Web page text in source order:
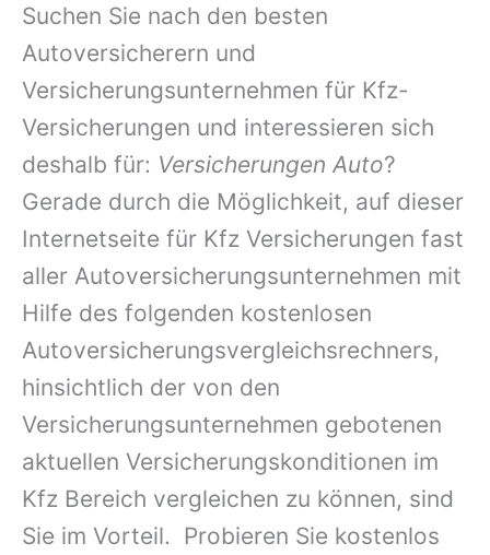
Suchen Sie nach den besten
Autoversicherern und
Versicherungsunternehmen für Kfz-
Versicherungen und interessieren sich
deshalb für: Versicherungen Auto?
Gerade durch die Möglichkeit, auf dieser
Internetseite für Kfz Versicherungen fast
aller Autoversicherungsunternehmen mit
Hilfe des folgenden kostenlosen
Autoversicherungsvergleichsrechners,
hinsichtlich der von den
Versicherungsunternehmen gebotenen
aktuellen Versicherungskonditionen im
Kfz Bereich vergleichen zu können, sind
Sie im Vorteil. Probieren Sie kostenlos